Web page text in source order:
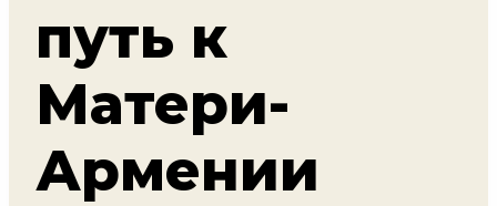
путь к
Матери-
Армении